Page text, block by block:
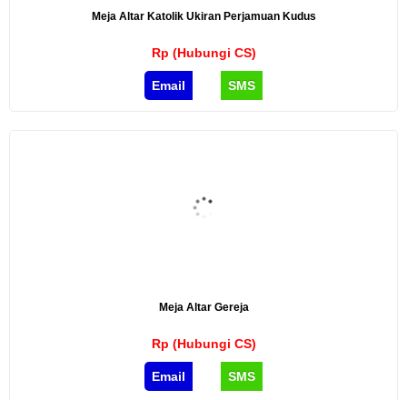
Meja Altar Katolik Ukiran Perjamuan Kudus
Rp (Hubungi CS)
Email SMS
Meja Altar Gereja
Rp (Hubungi CS)
Email SMS